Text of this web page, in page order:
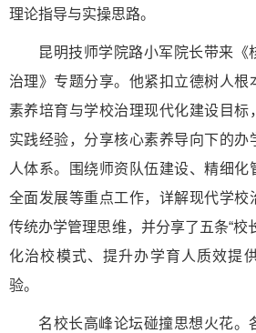
理论指导与实操思路。
昆明技师学院路小军院长带来《
治理》专题分享。他紧扣立德树人根
素养培育与学校治理现代化建设目标
实践经验，分享核心素养导向下的办
人体系。围绕师资队伍建设、精细化
全面发展等重点工作，详解现代学校
传统办学管理思维，并分享了五条“校
化治校模式、提升办学育人质效提
验。
名校长高峰论坛碰撞思想火花。